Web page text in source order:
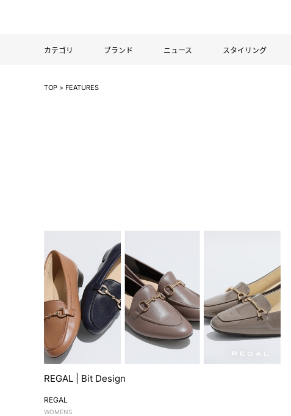
カテゴリ ブランド ニュース スタイリング
TOP > FEATURES
REGAL | Bit Design
REGAL
WOMENS